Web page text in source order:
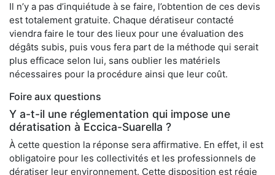
Il n’y a pas d’inquiétude à se faire, l’obtention de ces devis
est totalement gratuite. Chaque dératiseur contacté
viendra faire le tour des lieux pour une évaluation des
dégâts subis, puis vous fera part de la méthode qui serait
plus efficace selon lui, sans oublier les matériels
nécessaires pour la procédure ainsi que leur coût.
Foire aux questions
Y a-t-il une réglementation qui impose une
dératisation à Eccica-Suarella ?
À cette question la réponse sera affirmative. En effet, il est
obligatoire pour les collectivités et les professionnels de
dératiser leur environnement. Cette disposition est régie